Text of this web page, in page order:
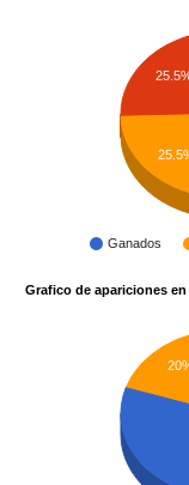
Ganados
Grafico de apariciones